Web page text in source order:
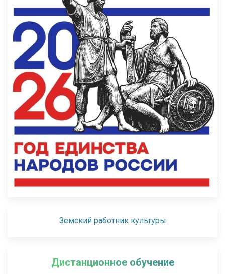
Земский работник культуры
Дистанционное обучение